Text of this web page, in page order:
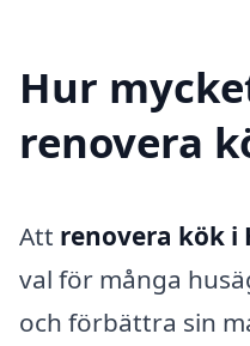
Hur
renovera
Att renovera kök i
val för många
och förbättra sin